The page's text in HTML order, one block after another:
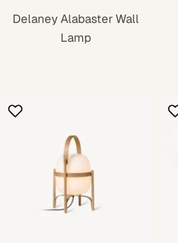
Delaney Alabaster Wall
Lamp